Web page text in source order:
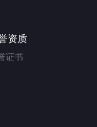
资质
证书